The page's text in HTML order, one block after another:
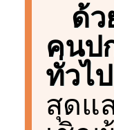
ด้ว
คนป
ทั่วไป
สุดแ